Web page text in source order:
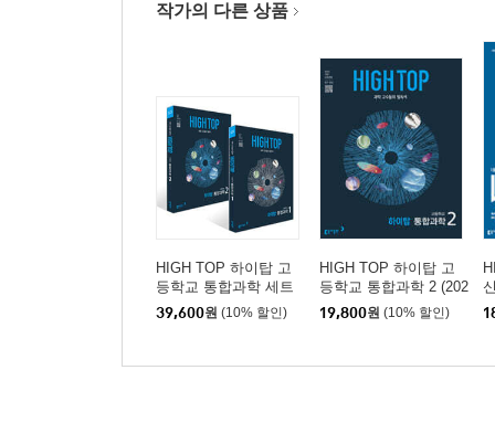
작가의 다른 상품
HIGH TOP 하이탑 고
등학교 통합과학 세트
(2026년용)
39,600원 (10% 할인)
HIGH TOP 하이탑 고
등학교 통합과학 2 (202
6년용)
19,800원 (10% 할인)